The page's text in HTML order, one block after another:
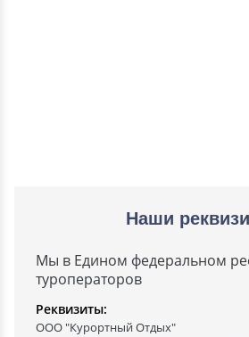
Наши
Мы в Едином федеральном
туроператоров
Реквизиты:
ООО "Курортный Отдых"